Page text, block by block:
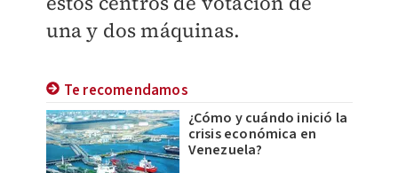
una y dos máquinas.
Te recomendamos
¿Cómo y cuándo inició la
crisis económica en
Venezuela?